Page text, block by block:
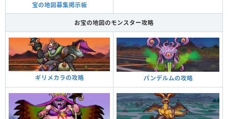
宝の地図募集掲示板
お宝の地図のモンスター攻略
ギリメカラの攻略 パンデルムの攻略